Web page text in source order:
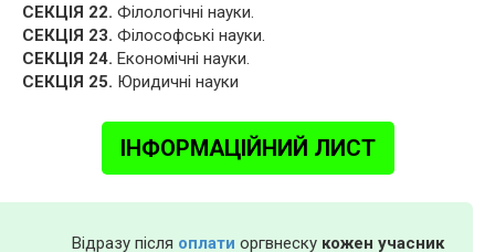
СЕКЦІЯ 22. Філологічні науки.
СЕКЦІЯ 23. Філософські науки.
СЕКЦІЯ 24. Економічні науки.
СЕКЦІЯ 25. Юридичні науки
ІНФОРМАЦІЙНИЙ ЛИСТ
Відразу після оплати оргвнеску кожен учасник